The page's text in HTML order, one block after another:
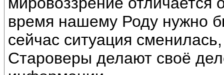
время нашему Роду нужно
сейчас ситуация
Староверы делают своё